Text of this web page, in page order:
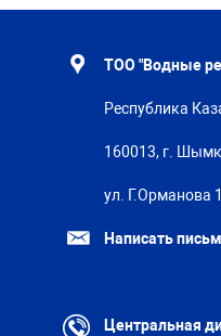
ТОО "Водные
Республика
160013, г.
ул. Г.Орманова
Написать
Центральная